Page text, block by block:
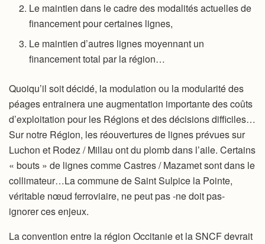
Le maintien dans le cadre des modalités actuelles de
financement pour certaines lignes,
Le maintien d’autres lignes moyennant un
financement total par la région…
Quoiqu’il soit décidé, la modulation ou la modularité des
péages entrainera une augmentation importante des coûts
d’exploitation pour les Régions et des décisions difficiles…
Sur notre Région, les réouvertures de lignes prévues sur
Luchon et Rodez / Millau ont du plomb dans l’aile. Certains
« bouts » de lignes comme Castres / Mazamet sont dans le
collimateur…La commune de Saint Sulpice la Pointe,
véritable nœud ferroviaire, ne peut pas -ne doit pas-
ignorer ces enjeux.
La convention entre la région Occitanie et la SNCF devrait